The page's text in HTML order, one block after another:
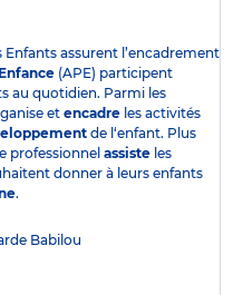
assurent l’encadrement
(APE) participent
au quotidien. Parmi les
et encadre les activités
de l‘enfant. Plus
professionnel assiste les
donner à leurs enfants
.
Babilou